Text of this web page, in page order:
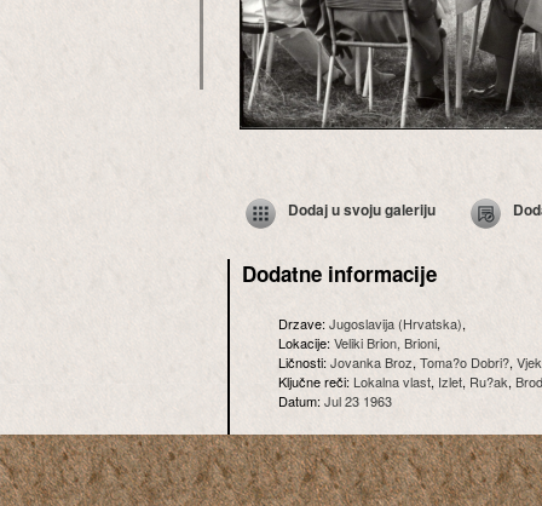
Dodaj u svoju galeriju
Dodatne informacije
Drzave:Jugoslavija (Hrvatska),
Lokacije:Veliki Brion, Brioni,
Ličnosti:Jovanka Broz, Toma?o Dobri?,
Ključne reči: Lokalna vlast, Izlet, Ru?ak,
Datum:Jul 23 1963